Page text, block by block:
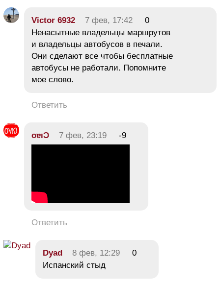
Victor 6932 7 фев, 17:42
0
Ненасытные владельцы маршрутов
и владельцы автобусов в печали.
Они сделают все чтобы бесплатные
автобусы не работали. Попомните
мое слово.
Ответить
oɐıƆ 7 фев, 23:19 -9
Ответить
Dyad 8 фев, 12:29
0
Испанский стыд